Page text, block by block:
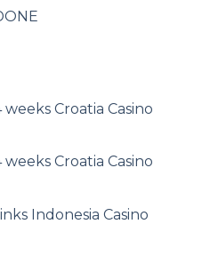
weeks Croatia Casino
weeks Croatia Casino
Indonesia Casino